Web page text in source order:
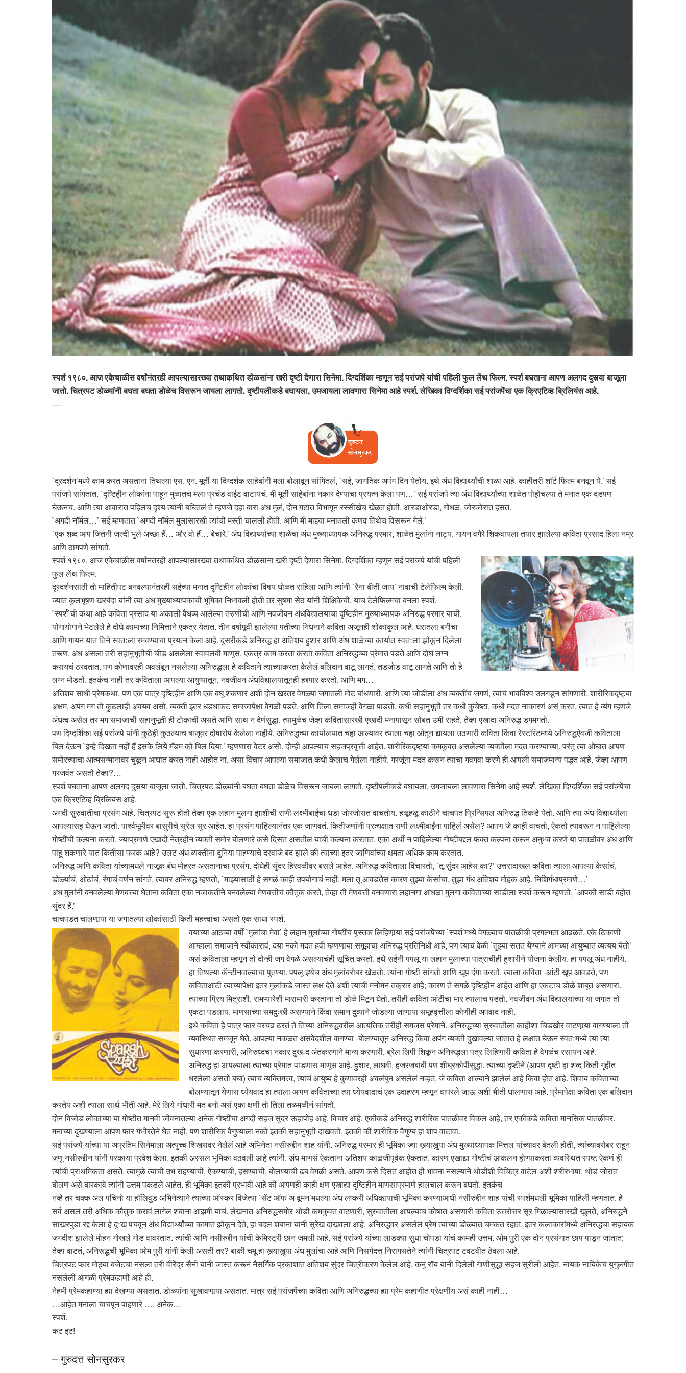
स्पर्श १९८०. आज एकेचाळीस वर्षांनंतरही आपल्यासारख्या तथाकथित डोळसांना खरी दृष्टी देणारा सिनेमा. दिग्दर्शिका म्हणून सई परांजपे यांची पहिली फुल लेंथ फिल्म. स्पर्श बघताना आपण अलगद दुसर्‍या बाजूला
जातो. चित्रपट डोळ्यांनी बघता बघता डोळेच विसरून जायला लागतो. दृष्टीपलीकडे बघायला, उमजायला लावणारा सिनेमा आहे स्पर्श. लेखिका दिग्दर्शिका सई परांजपेंचा एक क्रिएटिव्ह ब्रिलियंस आहे.
—-
`दूरदर्शन’मध्ये काम करत असताना तिथल्या एस. एन. मूर्ती या दिग्दर्शक साहेबांनी मला बोलावून सांगितलं, `सई, जागतिक अपंग दिन येतोय. इथे अंध विद्यार्थ्यांची शाळा आहे. काहीतरी शॉर्ट फिल्म बनवून ये.’ सई
परांजपे सांगतात. `दृष्टिहीन लोकांना पाहून मुळातच मला प्रचंड वाईट वाटायचं. मी मूर्ती साहेबांना नकार देण्याचा प्रयत्न केला पण…’ सई परांजपे त्या अंध विद्यार्थ्यांच्या शाळेत पोहोचल्या ते मनात एक दडपण
घेऊनच. आणि त्या आवारात पहिलंच दृश्य त्यांनी बघितलं ते म्हणजे दहा बारा अंध मुलं, दोन गटात विभागून रस्सीखेच खेळत होती. आरडाओरडा, गोंधळ, जोरजोरात हसत.
`अगदी नॉर्मल…’ सई म्हणतात `अगदी नॉर्मल मुलांसारखी त्यांची मस्ती चालली होती. आणि मी माझ्या मनातली कणव तिथेच विसरून गेले.’
`एक शब्द आप जितनी जल्दी भुले अच्छा हैं… और वो हैं… बेचारे.’ अंध विद्यार्थ्यांच्या शाळेचा अंध मुख्याध्यापक अनिरुद्ध परमार, शाळेत मुलांना नाट्य, गायन वगैरे शिकवायला तयार झालेल्या कविता प्रसाद हिला नम्र
आणि ठामपणे सांगतो.
स्पर्श १९८०. आज एकेचाळीस वर्षांनंतरही आपल्यासारख्या तथाकथित डोळसांना खरी दृष्टी देणारा सिनेमा. दिग्दर्शिका म्हणून सई परांजपे यांची पहिली
फुल लेंथ फिल्म.
दूरदर्शनसाठी तो माहितीपट बनवल्यानंतरही सईंच्या मनात दृष्टिहीन लोकांचा विषय घोळत राहिला आणि त्यांनी `रैना बीती जाय’ नावाची टेलेफिल्म केली.
ज्यात कुलभूषण खरबंदा यांनी त्या अंध मुख्याध्यापकाची भूमिका निभावली होती तर सुषमा सेठ यांनी शिक्षिकेची. याच टेलेफिल्मचा बनला स्पर्श.
`स्पर्श’ची कथा आहे कविता प्रसाद या अकाली वैधव्य आलेल्या तरुणीची आणि नवजीवन अंधविद्यालयाचा दृष्टिहीन मुख्याध्यापक अनिरुद्ध परमार याची.
योगायोगाने भेटलेले हे दोघे कामाच्या निमित्ताने एकत्र येतात. तीन वर्षापूर्वी झालेल्या पतीच्या निधनाने कविता अजूनही शोकाकुल आहे. घरातला बगीचा
आणि गायन यात तिने स्वतःला रमवण्याचा प्रयत्न केला आहे. दुसरीकडे अनिरुद्ध हा अतिशय हुशार आणि अंध शाळेच्या कार्यात स्वतःला झोकून दिलेला
तरूण. अंध असला तरी सहानुभूतीची चीड असलेला स्वावलंबी माणूस. एकत्र काम करता करता कविता अनिरुद्धच्या प्रेमात पडते आणि दोघं लग्न
करायचं ठरवतात. पण कोणावरही अवलंबून नसलेल्या अनिरुद्धला हे कविताने त्याच्याकरता केलेलं बलिदान वाटू लागतं, तडजोड वाटू लागते आणि तो हे
लग्न मोडतो. इतकंच नाही तर कविताला आपल्या आयुष्यातून, नवजीवन अंधविद्यालयातूनही हद्दपार करतो. आणि मग…
अतिशय साधी प्रेमकथा. पण एक पात्र दृष्टिहीन आणि एक बघू शकणारं अशी दोन खरंतर वेगळ्या जगातली मोट बांधणारी. आणि त्या जोडीला अंध व्यक्तींचं जगणं, त्यांचं भावविश्व उलगडून सांगणारी. शारीरिकदृष्ट्या
अक्षम, अपंग मग तो कुठलाही अवयव असो, व्यक्ती इतर धडधाकट समाजापेक्षा वेगळी पडते. आणि तिला समाजही वेगळा पाडतो. कधी सहानुभूती तर कधी कुचेष्टा, कधी मदत नाकारणं असं करत. त्यात हे व्यंग म्हणजे
अंधत्व असेल तर मग समाजाची सहानुभूती ही टोकाची असते आणि साथ न देणंसुद्धा. त्यामुळेच जेव्हा कवितासारखी एखादी मनापासून सोबत उभी राहते, तेव्हा एखादा अनिरुद्ध डगमगतो.
पण दिग्दर्शिका सई परांजपे यांनी कुठेही कुठल्याच बाजूवर दोषारोप केलेला नाहीये. अनिरुद्धच्या कार्यालयात चहा आल्यावर त्याला चहा ओतून द्यायला उठणारी कविता किंवा रेस्टॉरंटमध्ये अनिरुद्धऐवजी कविताला
बिल देऊन `इन्हे दिखता नहीं हैं इसके लिये मॅडम को बिल दिया.’ म्हणणारा वेटर असो. दोन्ही आपल्याच सहजप्रवृत्ती आहेत. शारीरिकदृष्ट्या कमकुवत असलेल्या व्यक्तीला मदत करण्याच्या. परंतु त्या ओघात आपण
समोरच्याचा आत्मसन्मानावर चुकून आघात करत नाही आहोत ना, असा विचार आपल्या समाजात कधी केलाच गेलेला नाहीये. गरजूंना मदत करून त्याचा गवगवा करणे ही आपली समाजमान्य पद्धत आहे. जेव्हा आपण
गरजवंत असतो तेव्हा?…
स्पर्श बघताना आपण अलगद दुसर्‍या बाजूला जातो. चित्रपट डोळ्यांनी बघता बघता डोळेच विसरून जायला लागतो. दृष्टीपलीकडे बघायला, उमजायला लावणारा सिनेमा आहे स्पर्श. लेखिका दिग्दर्शिका सई परांजपेंचा
एक क्रिएटिव्ह ब्रिलियंस आहे.
अगदी सुरुवातीचा प्रसंग आहे. चित्रपट सुरू होतो तेव्हा एक लहान मुलगा झाशीची राणी लक्ष्मीबाईंचा धडा जोरजोरात वाचतोय. हळूहळू काठीने चाचपत प्रिन्सिपल अनिरुद्ध तिकडे येतो. आणि त्या अंध विद्यार्थ्याला
आपल्यासह घेऊन जातो. पार्श्वभूमीवर बासुरीचे सुरेल सुर आहेत. हा प्रसंग पाहिल्यानंतर एक जाणवतं. कितीजणांनी प्रत्यक्षात राणी लक्ष्मीबाईंना पाहिलं असेल? आपण जे काही वाचतो, ऐकतो त्यावरून न पाहिलेल्या
गोष्टींची कल्पना करतो. ज्याप्रमाणे एखादी नेत्रहीन व्यक्ती समोर बोलणारे कसे दिसत असतील याची कल्पना करतात. एका अर्थी न पाहिलेल्या गोष्टींबद्दल फक्त कल्पना करून अनुभव करणे या पातळीवर अंध आणि
पाहू शकणारे यात कितीसा फरक आहे? उलट अंध व्यक्तींना दुनिया पाहण्याचे दरवाजे बंद झाले की त्यांच्या इतर जाणिवांच्या क्षमता अधिक काम करतात.
अनिरुद्ध आणि कविता यांच्यामधले नाजूक बंध मोहरत असतानाचा प्रसंग. दोघेही सुंदर हिरवळीवर बसले आहेत. अनिरुद्ध कविताला विचारतो, `तू सुंदर आहेस का?’ उत्तरादाखल कविता त्याला आपल्या केसांचं,
डोळ्यांचं, ओठांचं, रंगाचं वर्णन सांगते. त्यावर अनिरुद्ध म्हणतो, `माझ्यासाठी हे सगळं काही उपयोगाचं नाही. मला तू आवडतेस कारण तुझ्या केसांचा, तुझा गंध अतिशय मोहक आहे. निशिगंधाप्रमाणे…’
अंध मुलांनी बनवलेल्या मेणबत्त्या घेताना कविता एका नजाकतीने बनवलेल्या मेणबत्तीचं कौतुक करते, तेव्हा ती मेणबत्ती बनवणारा लहानगा आंधळा मुलगा कविताच्या साडीला स्पर्श करून म्हणतो, `आपकी साडी बहोत
सुंदर हैं.’
चाचपडत चालणार्‍या या जगातल्या लोकांसाठी किती महत्त्वाचा असतो एक साधा स्पर्श.
वयाच्या आठव्या वर्षी `मुलांचा मेवा’ हे लहान मुलांच्या गोष्टींचं पुस्तक लिहिणार्‍या सई परांजपेंच्या `स्पर्श’मध्ये वेगळ्याच पातळीची प्रगल्भता आढळते. एके ठिकाणी
आम्हाला समाजाने स्वीकारावं, दया नको मदत हवी म्हणणार्‍या समूहाचा अनिरुद्ध प्रतिनिधी आहे, पण त्याच वेळी `तुझ्या सतत येण्याने आमच्या आयुष्यात व्यत्यय येतो’
असं कविताला म्हणून तो दोन्ही जग वेगळे असल्याचंही सूचित करतो. इथे सईंनी पपलू या लहान मुलाच्या पात्राचीही हुशारीने योजना केलीय. हा पपलू अंध नाहीये.
हा तिथल्या कॅन्टीनवाल्याचा पुतण्या. पपलू इथेच अंध मुलांबरोबर खेळतो. त्यांना गोष्टी सांगतो आणि खूप दंगा करतो. त्याला कविता -आंटी खूप आवडते, पण
कविताआंटी त्याच्यापेक्षा इतर मुलांकडे जास्त लक्ष देते अशी त्याची मनोमन तक्रार आहे; कारण ते सगळे दृष्टिहीन आहेत आणि हा एकटाच डोळे शाबूत असणारा.
त्याच्या प्रिय मित्राशी, रामप्यारेशी मारामारी करताना तो डोळे मिटून घेतो. तरीही कविता आंटीचा मार त्यालाच पडतो. नवजीवन अंध विद्यालयाच्या या जगात तो
एकटा पडलाय. माणसाच्या समदुःखी असण्याने किंवा समान दुव्याने जोडल्या जाणार्‍या समूहवृत्तीला कोणीही अपवाद नाही.
इथे कविता हे पात्र फार वरचढ ठरतं ते तिच्या अनिरुद्धवरील आत्यंतिक तरीही समंजस प्रेमाने. अनिरुद्धच्या सुरुवातीला काहीशा चिडखोर वाटणार्‍या वागण्याला ती
व्यवस्थित समजून घेते. आपल्या नकळत असंवेदशील वागण्या -बोलण्यातून अनिरुद्ध किंवा अपंग व्यक्ती दुखावल्या जातात हे लक्षात घेऊन स्वतःमध्ये त्या त्या
सुधारणा करणारी, अनिरुध्दचा नकार दुखःद अंतकरणाने मान्य करणारी, ब्रेल लिपी शिकून अनिरुद्धला पत्र लिहिणारी कविता हे वेगळंच रसायन आहे.
अनिरुद्ध हा आपल्याला त्याच्या प्रेमात पाडणारा माणूस आहे. हुशार, लाघवी, हजरजबाबी पण शीघ्रकोपीसुद्धा. त्याच्या दृष्टीने (आपण दृष्टी हा शब्द किती गृहीत
धरलेला असतो बघा) त्याचं व्यक्तिमत्त्व, त्याचं आयुष्य हे कुणावरही अवलंबून असलेलं नव्हतं, जे कविता आल्याने झालेलं आहे किंवा होत आहे. शिवाय कविताच्या
बोलण्यातून येणारा ध्येयवाद हा त्याला आपण कविताच्या त्या ध्येयवादाचं एक उदाहरण म्हणून वापरले जाऊ अशी भीती घालणारा आहे. प्रेमापेक्षा कविता एक बलिदान
करतेय अशी त्याला सार्थ भीती आहे. मेरे लिये गांधारी मत बनो असं एका क्षणी तो तिला तळमळीनं सांगतो.
दोन विजोड लोकांच्या या गोष्टीत मानवी जीवनातल्या अनेक गोष्टींचा अगदी सहज सुंदर ऊहापोह आहे, विचार आहे. एकीकडे अनिरुद्ध शारीरिक पातळीवर विकल आहे, तर एकीकडे कविता मानसिक पातळीवर.
मनाच्या दुखण्याला आपण फार गंभीरतेने घेत नाही, पण शारीरिक वैगुण्याला नको इतकी सहानुभूती दाखवतो, इतकी की शारीरिक वैगुण्य हा शाप वाटावा.
सई परांजपे यांच्या या अप्रतिम सिनेमाला अत्युच्च शिखरावर नेलेलं आहे अभिनेता नसीरुद्दीन शाह यांनी. अनिरुद्ध परमार ही भूमिका ज्या खर्‍याखुर्‍या अंध मुख्याध्यापक मित्तल यांच्यावर बेतली होती, त्यांच्याबरोबर राहून
जणू नसीरुद्दीन यांनी परकाया प्रवेश केला, इतकी अस्सल भूमिका वठवली आहे त्यांनी. अंध माणसं ऐकताना अतिशय काळजीपूर्वक ऐकतात, कारण एखाद्या गोष्टीचं आकलन होण्याकरता व्यवस्थित स्पष्ट ऐकणं ही
त्यांची प्राथमिकता असते. त्यामुळे त्यांची उभं राहण्याची, ऐकण्याची, हसण्याची, बोलण्याची ढब वेगळी असते. आपण कसे दिसत आहोत ही भावना नसल्याने थोडीशी विचित्र वाटेल अशी शरीरभाषा, थोडं जोरात
बोलणं असे बारकावे त्यांनी उत्तम पकडले आहेत. ही भूमिका इतकी प्रभावी आहे की आपणही काही क्षण एखाद्या दृष्टिहीन माणसाप्रमाणे हालचाल करून बघतो. इतकंच
नव्हे तर चक्क अल पचिनो या हॉलिवुड अभिनेत्याने त्याच्या ऑस्कर विजेत्या `सेंट ऑफ अ वूमन’मधल्या अंध लष्करी अधिकार्‍याची भूमिका करण्याआधी नसीरुद्दीन शाह यांची स्पर्शमधली भूमिका पाहिली म्हणतात. हे
सर्व असलं तरी अधिक कौतुक करावं लागेल शबाना आझमी यांचं. लेखनात अनिरुद्धसमोर थोडी कमकुवत वाटणारी, सुरुवातीला आपल्याच कोषात असणारी कविता उत्तरोत्तर सूर मिळाल्यासारखी खुलते, अनिरुद्धने
साखरपुडा रद्द केला हे दुःख पचवून अंध विद्यार्थ्यांच्या कामात झोकून देते, हा बदल शबाना यांनी सुरेख दाखवला आहे. अनिरुद्धवर असलेलं प्रेम त्यांच्या डोळ्यात चमकत रहातं. इतर कलाकारांमध्ये अनिरुद्धचा सहायक
जगदीश झालेले मोहन गोखले गोड वावरतात. त्यांची आणि नसीरुद्दीन यांची केमिस्ट्री छान जमली आहे. सई परांजपे यांच्या लाडक्या सुधा चोपडा यांचं कामही उत्तम. ओम पुरी एक दोन प्रसंगात छाप पाडून जातात;
तेव्हा वाटतं, अनिरूद्धची भूमिका ओम पुरी यांनी केली असती तर? बाकी चमू हा खर्‍याखुर्‍या अंध मुलांचा आहे आणि निसर्गदत्त निरागसतेने त्यांनी चित्रपट टवटवीत ठेवला आहे.
चित्रपट फार मोठ्या बजेटचा नसला तरी वीरेंद्र सैनी यांनी जास्त करून नैसर्गिक प्रकाशात अतिशय सुंदर चित्रीकरण केलेलं आहे. कनु रॉय यांनी दिलेली गाणीसुद्धा सहज सुरीली आहेत. नायक नायिकेचं युगुलगीत
नसलेली आगळी प्रेमकहाणी आहे ही.
नेहमी प्रेमकहाण्या ह्या देखण्या असतात. डोळ्यांना सुखावणार्‍या असतात. मात्र सई परांजपेंच्या कविता आणि अनिरुद्धच्या ह्या प्रेम कहाणीत प्रेक्षणीय असं काही नाही…
…आहेत मनाला चाचपून पाहणारे …. अनेक…
स्पर्श.
कट इट!
– गुरुदत्त सोनसुरकर